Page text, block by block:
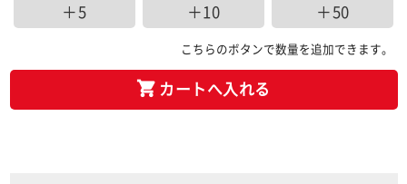
＋5 ＋10 ＋50
こちらのボタンで数量を追加できます。
カートへ入れる